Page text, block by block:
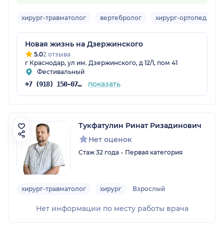
хирург-травматолог вертебролог хирург-ортопед
Новая жизнь на Дзержинского
5.02 отзыва
г Краснодар, ул им. Дзержинского, д 12/1, пом 41
Фестивальный
+7 (918) 150-07-57 показать
Тукфатулин Ринат Ризадинович
Нет оценок
Стаж 32 года Первая категория
хирург-травматолог хирург Взрослый
Нет информации по месту работы врача